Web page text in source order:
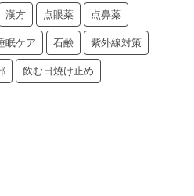
漢方 点眼薬 点鼻薬
眠ケア 石鹸 紫外線対策
飲む日焼け止め